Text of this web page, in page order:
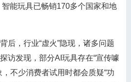
能玩具已畅销170多个国家和地
，行业“虚火”隐现，诸多问题
访发现，部分AI玩具存在“宣传噱
不少消费者试用时都会质疑“功